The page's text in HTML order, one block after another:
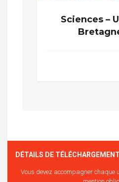
Sciences –
DÉTAILS DE TÉLÉCHARGEMENT
Vous devez accompagner chaque